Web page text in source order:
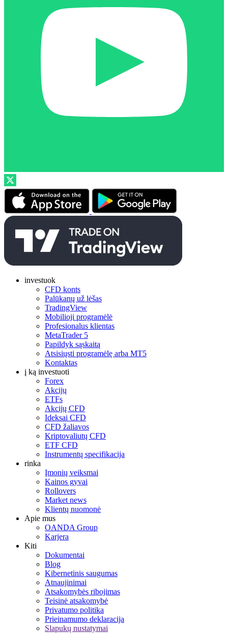
investuok
CFD konts
Palūkanų už lėšas
TradingView
Mobilioji programėlė
Profesionalus klientas
MetaTrader 5
Papildyk sąskaitą
Atsisiųsti programėlę arba MT5
Kontaktas
į ką investuoti
Forex
Akcijų
ETFs
Akcijų CFD
Ideksai CFD
CFD žaliavos
Kriptovaliutų CFD
ETF CFD
Instrumentų specifikacija
rinka
Įmonių veiksmai
Kainos gyvai
Rollovers
Market news
Klientų nuomonė
Apie mus
OANDA Group
Karjera
Kiti
Dokumentai
Blog
Kibernetinis saugumas
Atnaujinimai
Atsakomybės ribojimas
Teisinė atsakomybė
Privatumo politika
Prieinamumo deklaracija
Slapukų nustatymai